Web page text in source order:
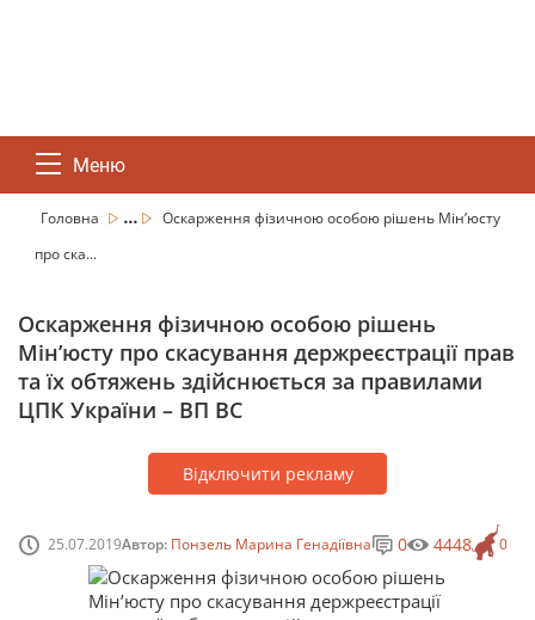
Меню
Головна ...
Оскарження фізичною особою рішень Мін’юсту
про ска...
Оскарження фізичною особою рішень
Мін’юсту про скасування держреєстрації прав
та їх обтяжень здійснюється за правилами
ЦПК України – ВП ВС
Відключити рекламу
25.07.2019Автор: Понзель Марина Генадіївна 0
0 4448